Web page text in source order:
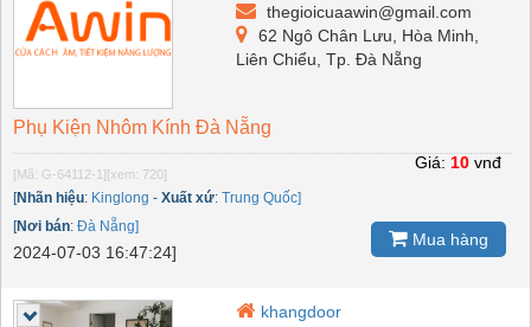
thegioicuaawin@gmail.com
62 Ngô Chân Lưu, Hòa Minh,
Liên Chiểu, Tp. Đà Nẵng
Phụ Kiện Nhôm Kính Đà Nẵng
[Mã: G-64112-1] [xem: 720]
[Nhãn hiệu: Kinglong - Xuất xứ: Trung Quốc]
[Nơi bán: Đà Nẵng]
2024-07-03 16:47:24]
Giá: 10 vnđ
Mua hàng
khangdoor